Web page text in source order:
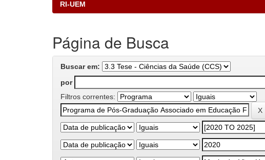
RI-UEM
Página de Busca
Buscar em:
por
Filtros correntes: